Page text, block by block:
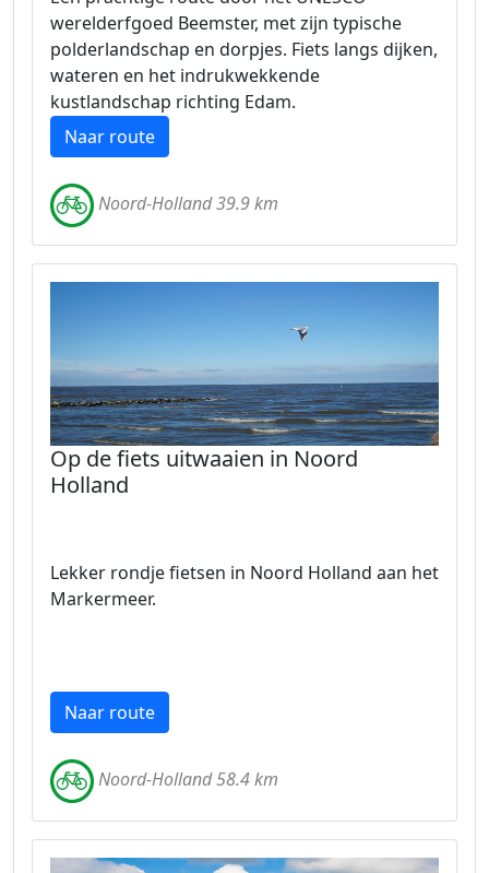
werelderfgoed Beemster, met zijn typische
polderlandschap en dorpjes. Fiets langs dijken,
wateren en het indrukwekkende
kustlandschap richting Edam.
Naar route
Noord-Holland 39.9 km
Op de fiets uitwaaien in Noord
Holland
Lekker rondje fietsen in Noord Holland aan het
Markermeer.
Naar route
Noord-Holland 58.4 km